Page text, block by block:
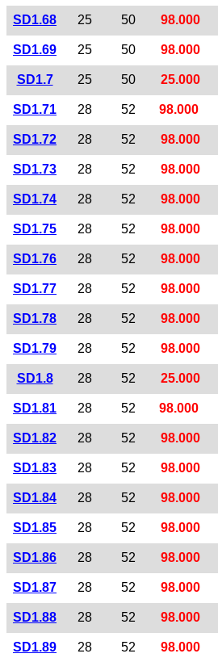
SD1.68 25 50 98.000
SD1.69 25 50 98.000
SD1.7 25 50 25.000
SD1.71 28 52 98.000
SD1.72 28 52 98.000
SD1.73 28 52 98.000
SD1.74 28 52 98.000
SD1.75 28 52 98.000
SD1.76 28 52 98.000
SD1.77 28 52 98.000
SD1.78 28 52 98.000
SD1.79 28 52 98.000
SD1.8 28 52 25.000
SD1.81 28 52 98.000
SD1.82 28 52 98.000
SD1.83 28 52 98.000
SD1.84 28 52 98.000
SD1.85 28 52 98.000
SD1.86 28 52 98.000
SD1.87 28 52 98.000
SD1.88 28 52 98.000
SD1.89 28 52 98.000